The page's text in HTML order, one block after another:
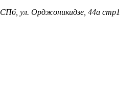
СПб, ул. Орджоникидзе, 44а стр1